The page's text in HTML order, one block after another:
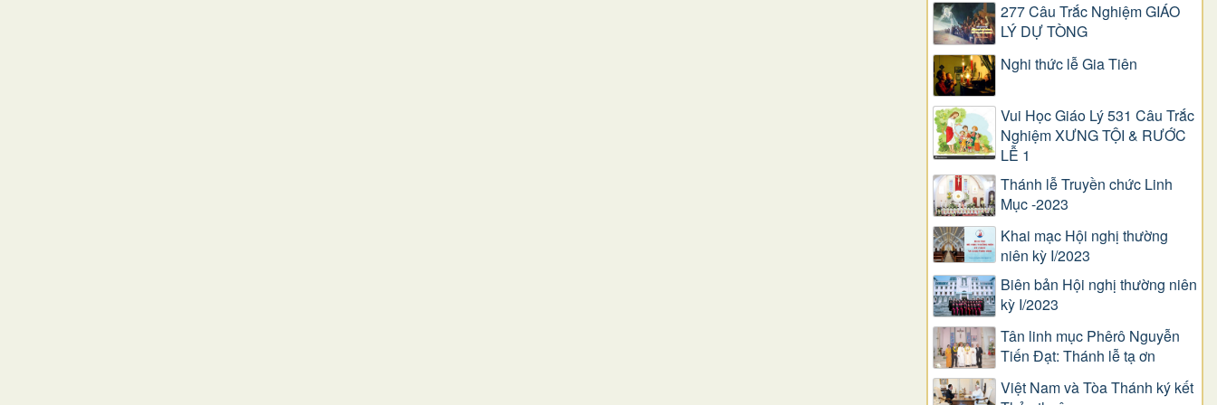
277 Câu Trắc Nghiệm GIÁO
LÝ DỰ TÒNG
Nghi thức lễ Gia Tiên
Vui Học Giáo Lý 531 Câu Trắc
Nghiệm XƯNG TỘI & RƯỚC
LỄ 1
Thánh lễ Truyền chức Linh
Mục -2023
Khai mạc Hội nghị thường
niên kỳ I/2023
Biên bản Hội nghị thường niên
kỳ I/2023
Tân linh mục Phêrô Nguyễn
Tiến Đạt: Thánh lễ tạ ơn
Việt Nam và Tòa Thánh ký kết